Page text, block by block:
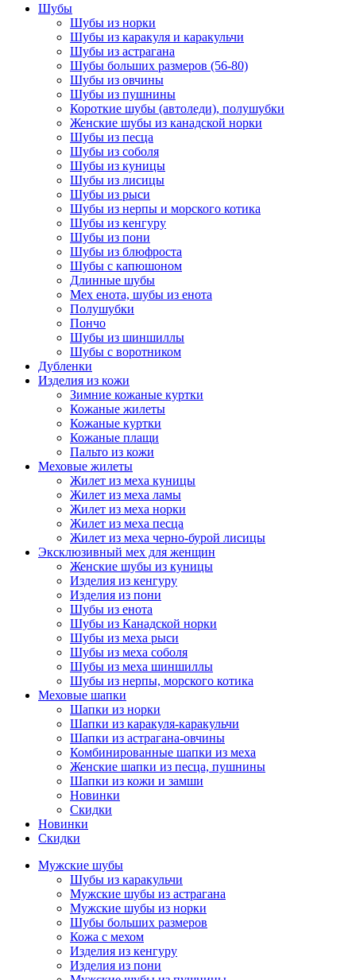
Шубы
Шубы из норки
Шубы из каракуля и каракульчи
Шубы из астрагана
Шубы больших размеров (56-80)
Шубы из овчины
Шубы из пушнины
Короткие шубы (автоледи), полушубки
Женские шубы из канадской норки
Шубы из песца
Шубы из соболя
Шубы из куницы
Шубы из лисицы
Шубы из рыси
Шубы из нерпы и морского котика
Шубы из кенгуру
Шубы из пони
Шубы из блюфроста
Шубы с капюшоном
Длинные шубы
Мех енота, шубы из енота
Полушубки
Пончо
Шубы из шиншиллы
Шубы с воротником
Дубленки
Изделия из кожи
Зимние кожаные куртки
Кожаные жилеты
Кожаные куртки
Кожаные плащи
Пальто из кожи
Меховые жилеты
Жилет из меха куницы
Жилет из меха ламы
Жилет из меха норки
Жилет из меха песца
Жилет из меха черно-бурой лисицы
Эксклюзивный мех для женщин
Женские шубы из куницы
Изделия из кенгуру
Изделия из пони
Шубы из енота
Шубы из Канадской норки
Шубы из меха рыси
Шубы из меха соболя
Шубы из меха шиншиллы
Шубы из нерпы, морского котика
Меховые шапки
Шапки из норки
Шапки из каракуля-каракульчи
Шапки из астрагана-овчины
Комбинированные шапки из меха
Женские шапки из песца, пушнины
Шапки из кожи и замши
Новинки
Скидки
Новинки
Скидки
Мужские шубы
Шубы из каракульчи
Мужские шубы из астрагана
Мужские шубы из норки
Шубы больших размеров
Кожа с мехом
Изделия из кенгуру
Изделия из пони